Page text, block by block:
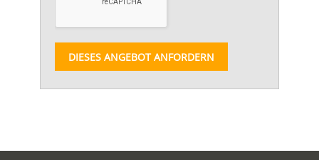
DIESES ANGEBOT ANFORDERN